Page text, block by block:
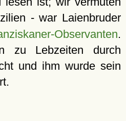
- war Laienbruder
Observanten.
zu Lebzeiten durch
und ihm wurde sein